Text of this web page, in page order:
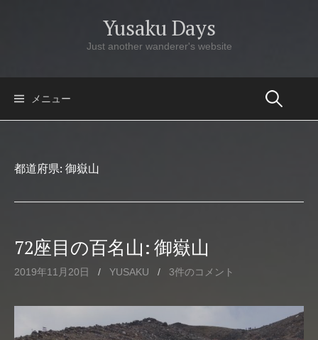
ツ
Yusaku Days
Just another wanderer's website
メニュー
都道府県:御嶽山
72座目の百名山: 御嶽山
2019年11月20日 / YUSAKU / 3件のコメント